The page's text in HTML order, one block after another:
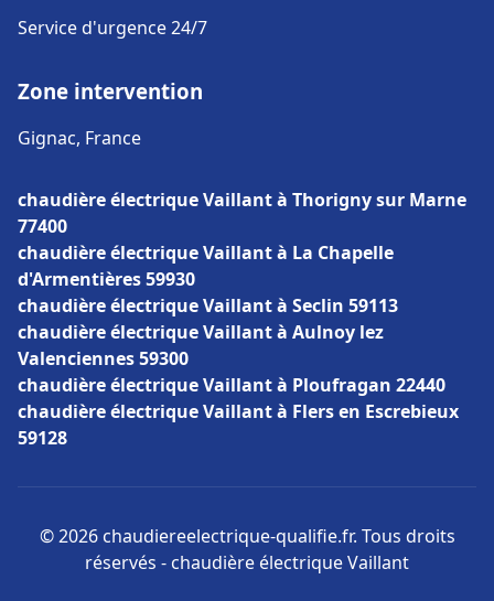
Service d'urgence 24/7
Zone intervention
Gignac, France
chaudière électrique Vaillant à Thorigny sur Marne
77400
chaudière électrique Vaillant à La Chapelle
d'Armentières 59930
chaudière électrique Vaillant à Seclin 59113
chaudière électrique Vaillant à Aulnoy lez
Valenciennes 59300
chaudière électrique Vaillant à Ploufragan 22440
chaudière électrique Vaillant à Flers en Escrebieux
59128
© 2026 chaudiereelectrique-qualifie.fr. Tous droits
réservés - chaudière électrique Vaillant